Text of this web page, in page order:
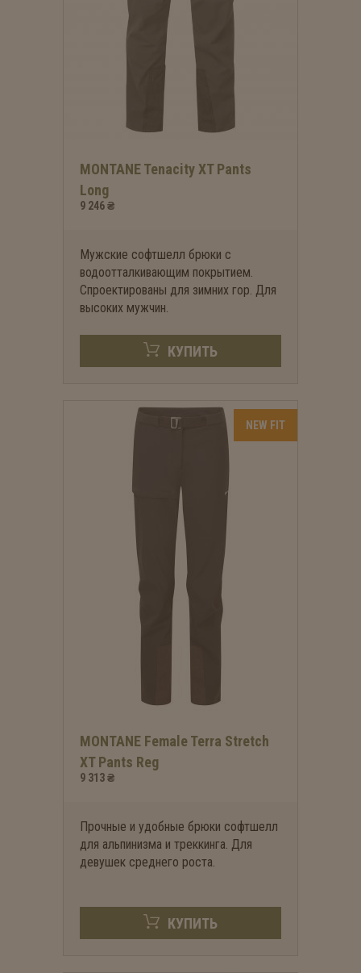
MONTANE Tenacity XT Pants
Long
9 246 ₴
Мужские софтшелл брюки с
водоотталкивающим покрытием.
Спроектированы для зимних гор. Для
высоких мужчин.
КУПИТЬ
MONTANE Female Terra Stretch
XT Pants Reg
9 313 ₴
Прочные и удобные брюки софтшелл
для альпинизма и треккинга. Для
девушек среднего роста.
КУПИТЬ